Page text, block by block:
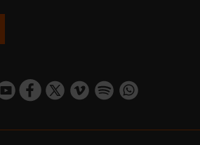
turismo-valencia/mycompany/
www.instagram.com/visit_valencia/
www.youtube.com/user/
https://www.facebook.com/
https://twitter.com/
https://vimeo.com/
https://https://api.whatsapp.com/